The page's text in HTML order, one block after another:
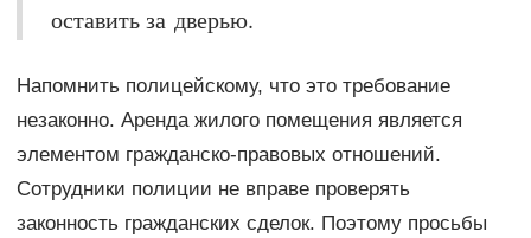
оставить за дверью.
Напомнить полицейскому, что это требование
незаконно. Аренда жилого помещения является
элементом гражданско-правовых отношений.
Сотрудники полиции не вправе проверять
законность гражданских сделок. Поэтому просьбы